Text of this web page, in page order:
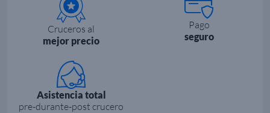
Cruceros al
mejor precio
Pago
seguro
Asistencia total
pre-durante-post crucero